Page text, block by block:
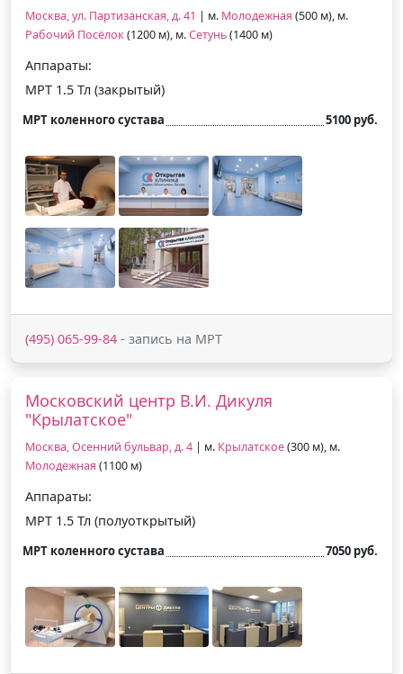
Москва, ул. Партизанская, д. 41 | м. Молодежная (500 м), м.
Рабочий Посёлок(1200 м), м.Сетунь(1400 м)
Аппараты:
МРТ 1.5 Тл (закрытый)
МРТ коленного сустава 5100 руб.
(495) 065-99-84 - запись на МРТ
Московский центр В.И. Дикуля
"Крылатское"
Москва, Осенний бульвар, д. 4 | м. Крылатское(300 м), м.
Молодежная (1100 м)
Аппараты:
МРТ 1.5 Тл (полуоткрытый)
МРТ коленного сустава 7050 руб.